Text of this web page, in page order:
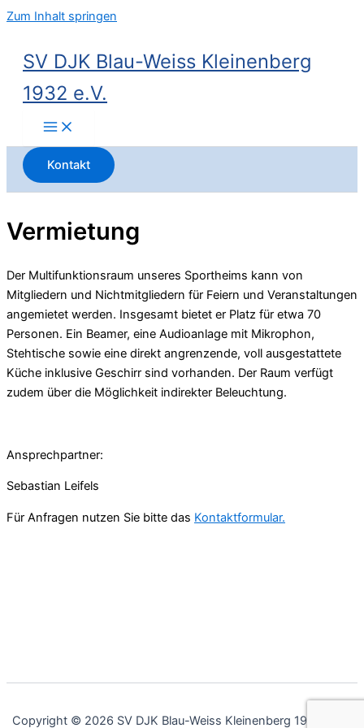
Zum Inhalt springen
SV DJK Blau-Weiss Kleinenberg
1932 e.V.
Kontakt
Vermietung
Der Multifunktionsraum unseres Sportheims kann von
Mitgliedern und Nichtmitgliedern für Feiern und Veranstaltungen
angemietet werden. Insgesamt bietet er Platz für etwa 70
Personen. Ein Beamer, eine Audioanlage mit Mikrophon,
Stehtische sowie eine direkt angrenzende, voll ausgestattete
Küche inklusive Geschirr sind vorhanden. Der Raum verfügt
zudem über die Möglichkeit indirekter Beleuchtung.
Ansprechpartner:
Sebastian Leifels
Für Anfragen nutzen Sie bitte das Kontaktformular.
Copyright © 2026 SV DJK Blau-Weiss Kleinenberg 1932 e.V. |